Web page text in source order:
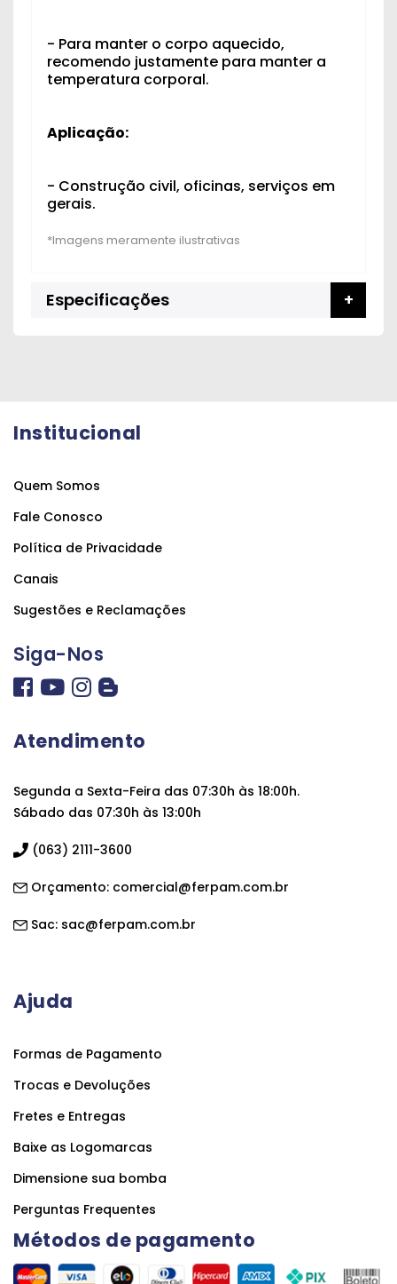
- Para manter o corpo aquecido,
recomendo justamente para manter a
temperatura corporal.
Aplicação:
- Construção civil, oficinas, serviços em
gerais.
Especificações
Institucional
Quem Somos
Fale Conosco
Política de Privacidade
Canais
Sugestões e Reclamações
Siga-Nos
Atendimento
Segunda a Sexta-Feira das 07:30h às 18:00h.
Sábado das 07:30h às 13:00h
(063) 2111-3600
Orçamento: comercial@ferpam.com.br
Sac: sac@ferpam.com.br
Ajuda
Formas de Pagamento
Trocas e Devoluções
Fretes e Entregas
Baixe as Logomarcas
Dimensione sua bomba
Perguntas Frequentes
Métodos de pagamento